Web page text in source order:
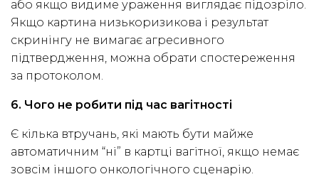
або якщо видиме ураження виглядає підозріло.
Якщо картина низькоризикова і результат
скринінгу не вимагає агресивного
підтвердження, можна обрати спостереження
за протоколом.
6. Чого не робити під час вагітності
Є кілька втручань, які мають бути майже
автоматичним “ні” в картці вагітної, якщо немає
зовсім іншого онкологічного сценарію.